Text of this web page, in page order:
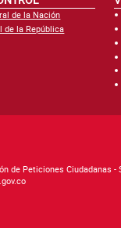
de la Nación
de la República
de Peticiones Ciudadanas -